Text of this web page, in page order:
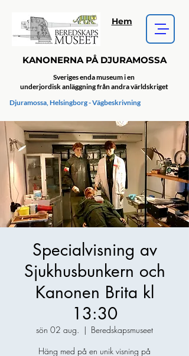
KANONERNA PÅ DJURAMOSSA
Djuramossa, Helsingborg - Vägbeskrivning
Sveriges enda museum i en
underjordisk anläggning från andra världskriget
Hem
Specialvisning av
Sjukhusbunkern och
Kanonen Brita kl
13:30
sön 02 aug.
  |
Beredskapsmuseet
Häng med på en unik visning på